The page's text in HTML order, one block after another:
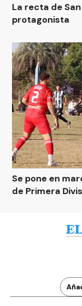
La recta de
protagonista
Se pone en
de Primera